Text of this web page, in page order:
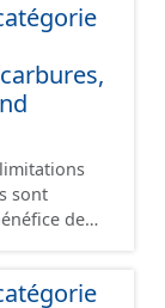
sont
de
et la